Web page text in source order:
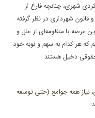
شهری، چنانچه فارغ از
قانون شهرداری در نظر گرفته
عرصه با منظومه‌ای از علل و
که هر کدام به سهمو نوبه خود
دخیل هستند
نیاز همه جوامع (حتی توسعه